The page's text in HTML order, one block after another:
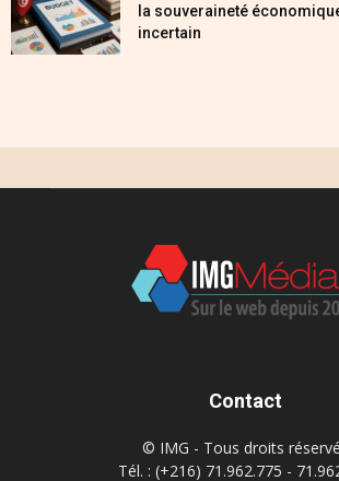
la souveraineté
incertain
Contact
© IMG - Tous droits
Tél. : (+216) 71.962.775 -